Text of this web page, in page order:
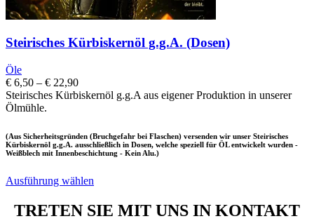
Steirisches Kürbiskernöl g.g.A. (Dosen)
Öle
€ 6,50 – € 22,90Preisspanne:
€ 6,50
Steirisches Kürbiskernöl g.g.A aus eigener Produktion in unserer
Ölmühle.
(Aus Sicherheitsgründen (Bruchgefahr bei Flaschen) versenden wir unser Steirisches
Kürbiskernöl g.g.A. ausschließlich in Dosen, welche speziell für ÖL entwickelt wurden -
Weißblech mit Innenbeschichtung - Kein Alu.)
Ausführung wählen
TRETEN SIE MIT UNS IN KONTAKT